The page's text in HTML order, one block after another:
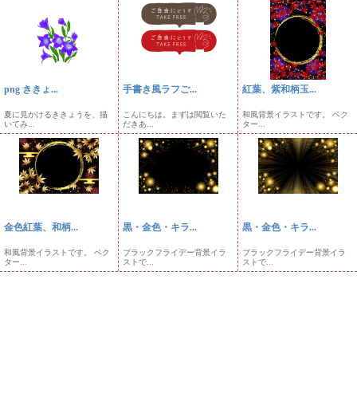
png ききょ...
夏に見かけるききょうを、描
いてみ...
手書き風ラフご...
こんにちは。まずは閲覧いた
だきあ...
紅葉、紫和柄玉...
和風背景イラストです。 ベク
ター...
金色紅葉、和柄...
和風背景イラストです。 ベク
ター...
黒・金色・キラ...
ブラックフライデー背景イラ
ストで...
黒・金色・キラ...
ブラックフライデー背景イラ
ストで...